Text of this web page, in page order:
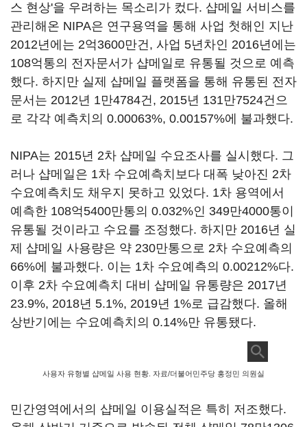
스 현상'을 우려하는 목소리가 컸다. 샵메일 서비스를
관리해온 NIPA은 연구용역을 통해 사업 첫해인 지난
2012년에는 2억3600만건, 사업 5년차인 2016년에는
108억통의 전자문서가 샵메일로 유통될 것으로 예측
했다. 하지만 실제 샵메일 플랫폼을 통해 유통된 전자
문서는 2012년 1만4784건, 2015년 131만7524건으
로 각각 예측치의 0.00063%, 0.00157%에 불과했다.
NIPA는 2015년 2차 샵메일 수요조사를 실시했다. 그
러나 샵메일은 1차 수요예측치보다 대폭 낮아진 2차
수요예측치도 채우지 못하고 있었다. 1차 용역에서
예측한 108억5400만통의 0.032%인 349만4000통이
유통될 것이라고 수요를 조정했다. 하지만 2016년 실
제 샵메일 사용량은 약 230만통으로 2차 수요예측의
66%에 불과했다. 이는 1차 수요예측의 0.00212%다.
이후 2차 수요예측치 대비 샵메일 유통량은 2017년
23.9%, 2018년 5.1%, 2019년 1%로 급감했다. 올해
상반기에는 수요예측치의 0.14%만 유통됐다.
사용자 유형별 샵메일 사용 현황. 자료/더불어민주당 홍정민 의원실
민간영역에서의 샵메일 이용실적은 특히 저조했다.